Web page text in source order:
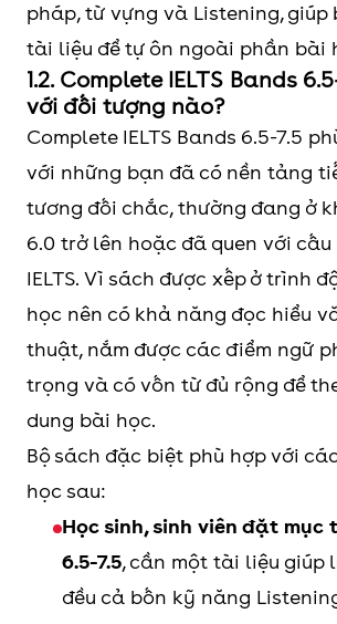
pháp, từ vựng và Listening, giúp
tài liệu để tự ôn ngoài phần bài
1.2. Complete IELTS Bands
với đối tượng nào?
Complete IELTS Bands 6.5-7.5
với những bạn đã có nền tảng
tương đối chắc, thường đang ở
6.0 trở lên hoặc đã quen với
IELTS. Vì sách được xếp ở trình
học nên có khả năng đọc hiểu
thuật, nắm được các điểm ngữ
trọng và có vốn từ đủ rộng để
dung bài học.
Bộ sách đặc biệt phù hợp với
học sau:
Học sinh, sinh viên đặt mục
6.5-7.5, cần một tài liệu giúp
đều cả bốn kỹ năng